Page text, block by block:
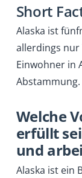
Short
Alaska ist
allerdings nur
Einwohner in
Abstammung.
Welche
erfüllt
und
Alaska ist ein